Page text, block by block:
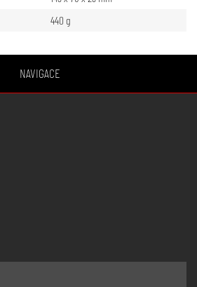
440 g
NAVIGACE